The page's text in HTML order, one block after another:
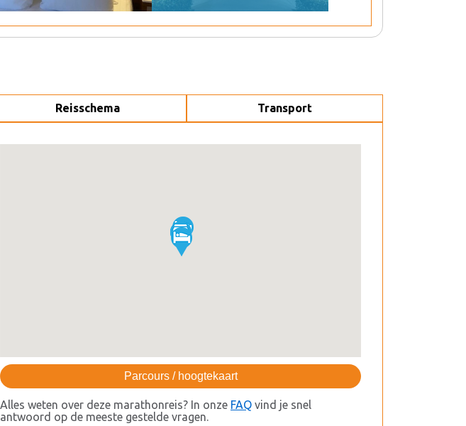
Reisschema Transport
Parcours / hoogtekaart
Alles weten over deze marathonreis? In onze FAQ vind je snel
antwoord op de meeste gestelde vragen.